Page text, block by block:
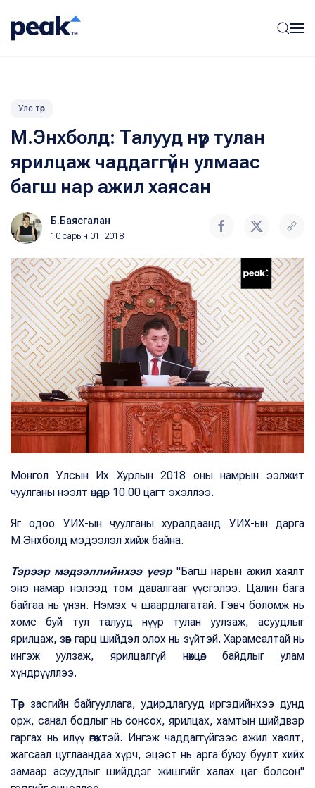
Улс төр
М.Энхболд: Талууд нүүр тулан
ярилцаж чаддаггүйн улмаас
багш нар ажил хаясан
Б.Баясгалан
10 сарын 01, 2018
Монгол Улсын Их Хурлын 2018 оны намрын ээлжит
чуулганы нээлт өнөөдөр 10.00 цагт эхэллээ.
Яг одоо УИХ-ын чуулганы хуралдаанд УИХ-ын дарга
М.Энхболд мэдээлэл хийж байна.
Тэрээр мэдээллийнхээ үеэр "Багш нарын ажил хаялт
энэ намар нэлээд том давалгааг үүсгэлээ. Цалин бага
байгаа нь үнэн. Нэмэх ч шаардлагатай. Гэвч боломж нь
хомс буй тул талууд нүүр тулан уулзаж, асуудлыг
ярилцаж, зөв гарц шийдэл олох нь зүйтэй. Харамсалтай нь
ингэж уулзаж, ярилцалгүй нөхцөл байдлыг улам
хүндрүүллээ.
Төр засгийн байгууллага, удирдлагууд иргэдийнхээ дунд
орж, санал бодлыг нь сонсох, ярилцах, хамтын шийдвэр
гаргах нь илүү өгөөжтэй. Ингэж чаддаггүйгээс ажил хаялт,
жагсаал цуглаандаа хүрч, эцэст нь арга буюу буулт хийх
замаар асуудлыг шийддэг жишгийг халах цаг болсон"